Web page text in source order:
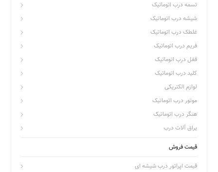
تسمه درب اتوماتیک
شیشه درب اتوماتیک
غلطک درب اتوماتیک
فریم درب اتوماتیک
قفل درب اتوماتیک
کلید درب اتوماتیک
لوازم الکتریکی
موتور درب اتوماتیک
هنگر درب اتوماتیک
یراق آلات درب
قیمت فروش
قیمت اپراتور درب شیشه ای